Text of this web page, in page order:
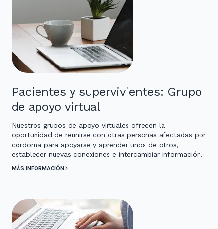
Pacientes y supervivientes: Grupo
de apoyo virtual
Nuestros grupos de apoyo virtuales ofrecen la
oportunidad de reunirse con otras personas afectadas por
cordoma para apoyarse y aprender unos de otros,
establecer nuevas conexiones e intercambiar información.
MÁS INFORMACIÓN